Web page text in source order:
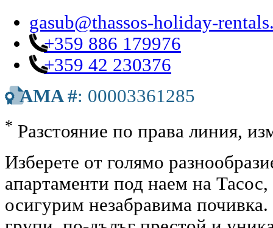
gasub@thassos-holiday-
+359 886 179976
+359 42 230376
AMA #: 00003361285
* Разстояние по права линия,
Изберете от голямо
апартаменти под наем на
осигурим незабравима